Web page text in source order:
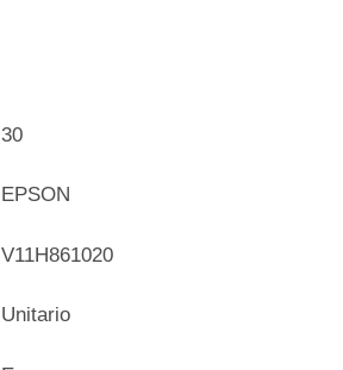
30
EPSON
V11H861020
Unitario